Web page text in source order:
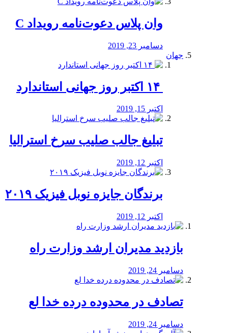
وان پلاس دعوت‌نامه رویداد C
دسامبر 23, 2019
جهان
اکتبر 15, 2019
تبلیغ جالب صلیب سرخ استرالیا
اکتبر 12, 2019
برندگان جایزه نوبل فیزیک ۲۰۱۹
اکتبر 12, 2019
بازدید مدیران ارشد وزارت راه
دسامبر 24, 2019
تصادف در محدوده درده خدا لع
دسامبر 24, 2019